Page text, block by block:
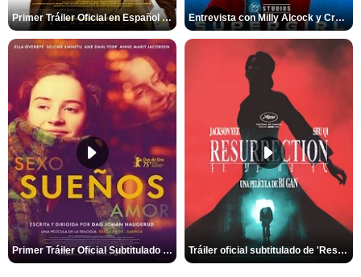
Primer Tráiler Oficial en Español de 'Marsupilami: Caos a Bordo' Entrevista con Milly Alcock y Craig Gillespie por 'Supergirl'
Primer Tráiler Oficial Subtitulado de 'Sueños (Sexo - Amor)' Tráiler oficial subtitulado de 'Resurrection'